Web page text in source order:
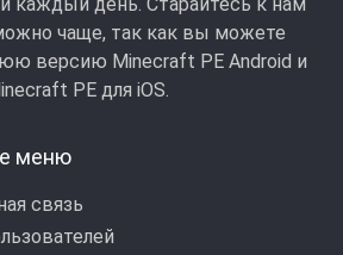
чаще, так как вы можете
версию Minecraft PE Android и
РЕ для iOS.
меню
связь